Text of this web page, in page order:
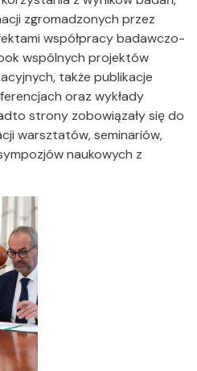
zgromadzonych przez
współpracy badawczo-
wspólnych projektów
także publikacje
oraz wykłady
strony zobowiązały się do
warsztatów, seminariów,
naukowych z